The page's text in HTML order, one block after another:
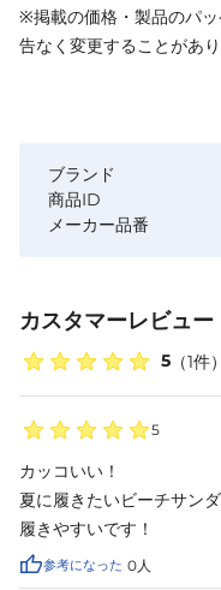
※掲載の価格・製品のパ
告なく変更することがあ
ブランド
商品ID
メーカー品番
カスタマーレビュー
5 （1件）
5
カッコいい！
夏に履きたいビーチサン
履きやすいです！
参考になった 0 人